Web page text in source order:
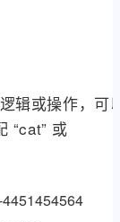
辑或操作，可
“cat” 或